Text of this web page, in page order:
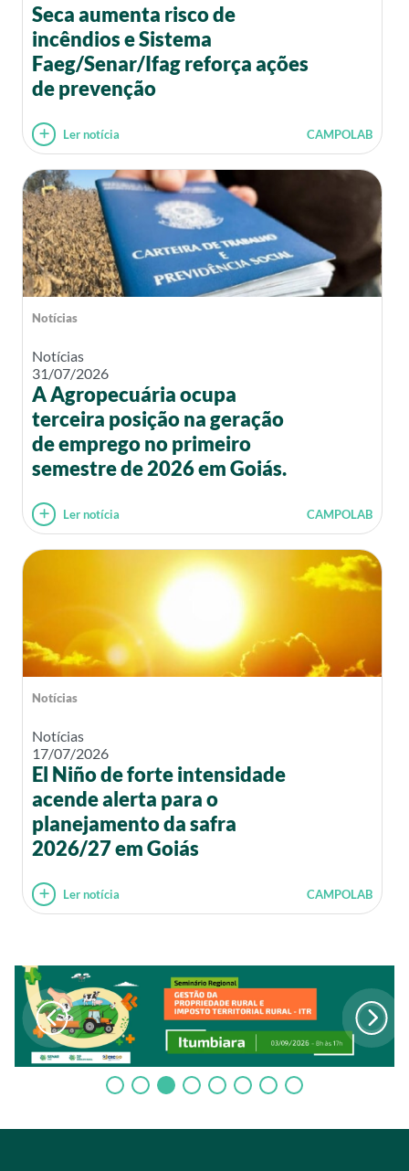
Seca aumenta risco de
incêndios e Sistema
Faeg/Senar/Ifag reforça ações
de prevenção
Ler notícia CAMPOLAB
Notícias
Notícias
31/07/2026
A Agropecuária ocupa
terceira posição na geração
de emprego no primeiro
semestre de 2026 em Goiás.
Ler notícia CAMPOLAB
Notícias
Notícias
17/07/2026
El Niño de forte intensidade
acende alerta para o
planejamento da safra
2026/27 em Goiás
Ler notícia CAMPOLAB